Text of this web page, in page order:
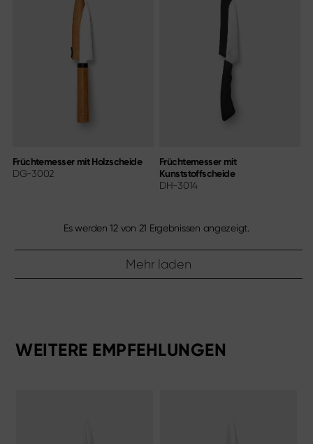
Früchtemesser mit Holzscheide
DG-3002
Früchtemesser mit
Kunststoffscheide
DH-3014
Es werden12von 21 Ergebnissen angezeigt.
Mehr laden
WEITERE EMPFEHLUNGEN